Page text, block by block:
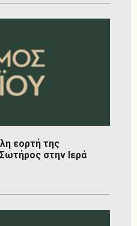
εορτή της
στην Ιερά